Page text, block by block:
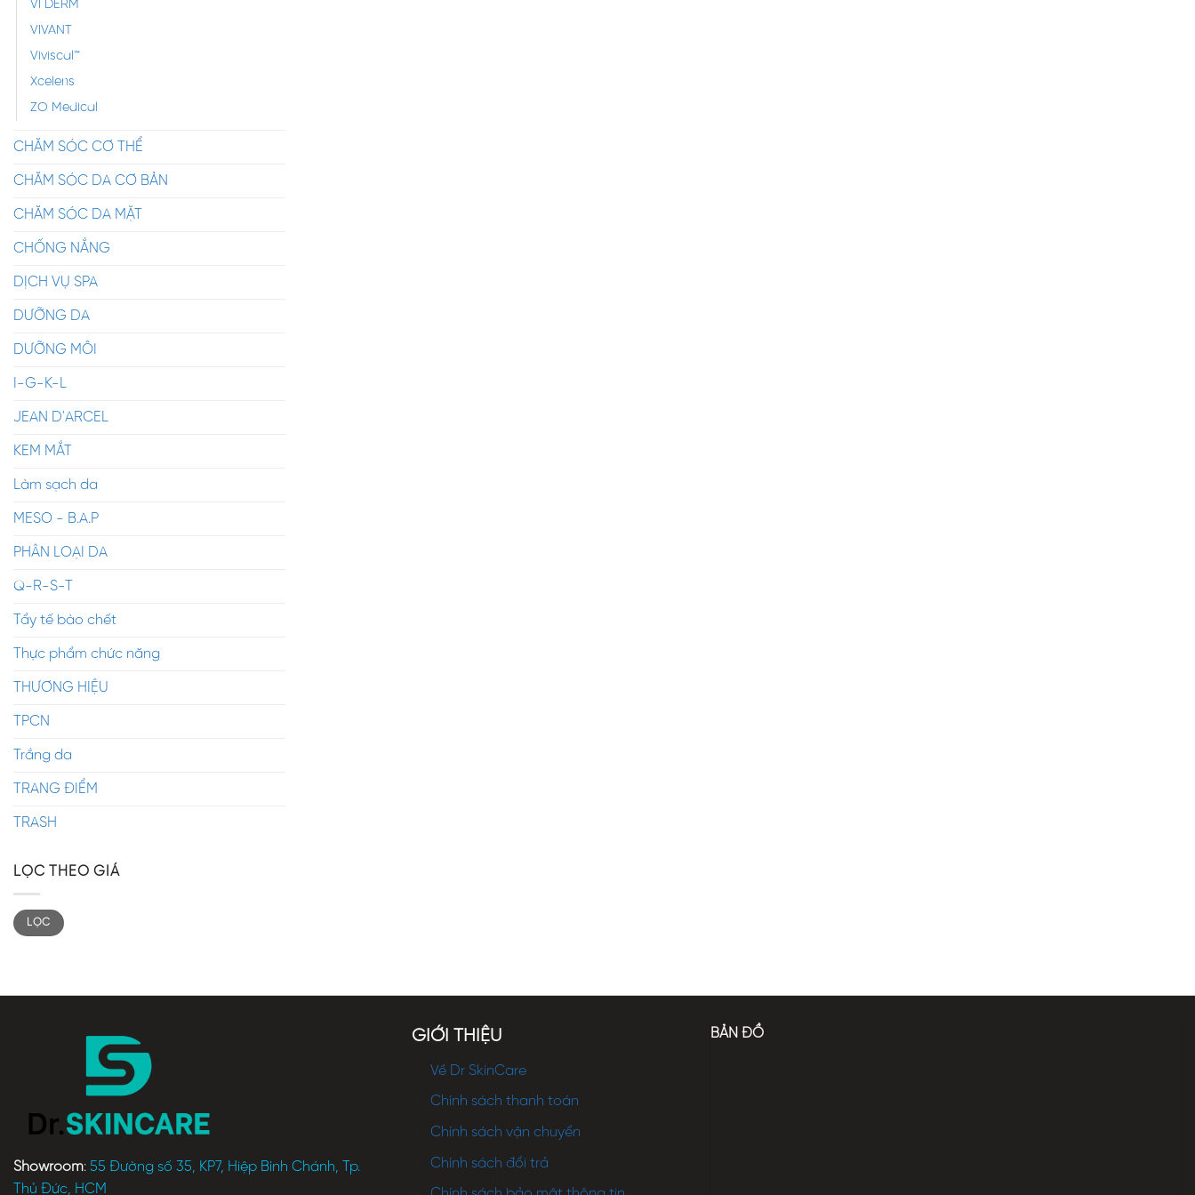
VI DERM
VIVANT
Viviscal™
Xcelens
ZO Medical
CHĂM SÓC CƠ THỂ
CHĂM SÓC DA CƠ BẢN
CHĂM SÓC DA MẶT
CHỐNG NẮNG
DỊCH VỤ SPA
DƯỠNG DA
DƯỠNG MÔI
I-G-K-L
JEAN D'ARCEL
KEM MẮT
Làm sạch da
MESO - B.A.P
PHÂN LOẠI DA
Q-R-S-T
Tẩy tế bào chết
Thực phẩm chức năng
THƯƠNG HIỆU
TPCN
Trắng da
TRANG ĐIỂM
TRASH
LỌC THEO GIÁ
LỌC
Showroom: 55 Đường số 35, KP7, Hiệp Bình Chánh, Tp.
Thủ Đức, HCM
GIỚI THIỆU
Về Dr SkinCare
Chính sách thanh toán
Chính sách vận chuyển
Chính sách đổi trả
BẢN ĐỒ